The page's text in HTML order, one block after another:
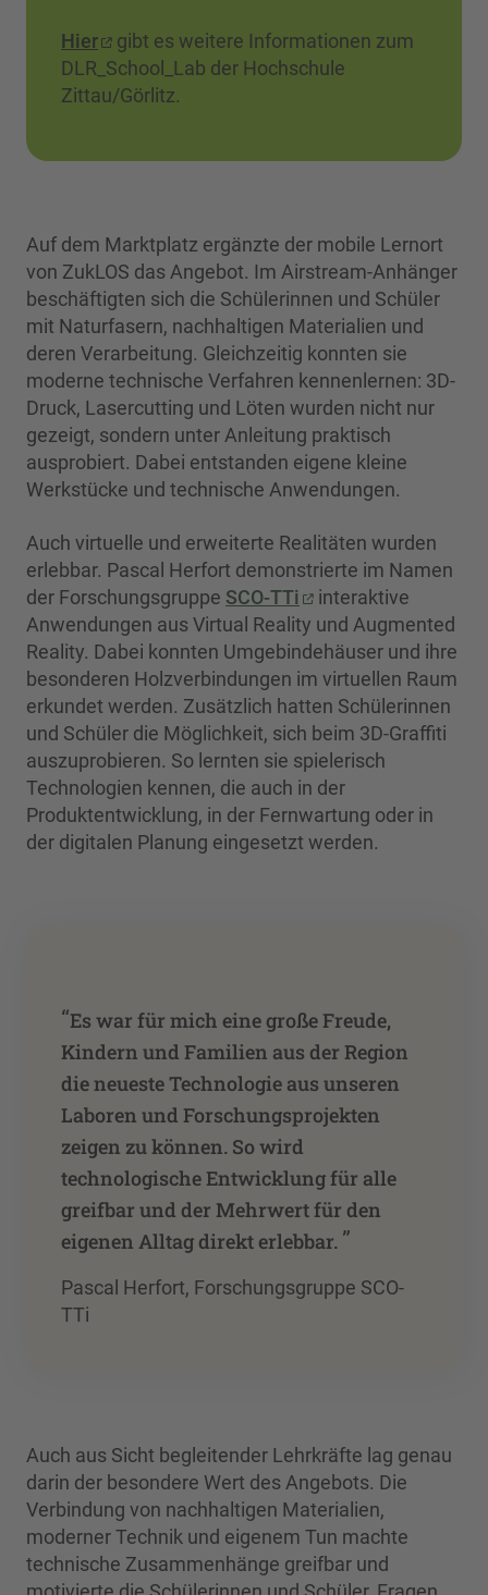
Hier
gibt es weitere Informationen zum
DLR_School_Lab der Hochschule
Zittau/Görlitz.
Auf dem Marktplatz ergänzte der mobile Lernort
von ZukLOS das Angebot. Im Airstream-Anhänger
beschäftigten sich die Schülerinnen und Schüler
mit Naturfasern, nachhaltigen Materialien und
deren Verarbeitung. Gleichzeitig konnten sie
moderne technische Verfahren kennenlernen: 3D-
Druck, Lasercutting und Löten wurden nicht nur
gezeigt, sondern unter Anleitung praktisch
ausprobiert. Dabei entstanden eigene kleine
Werkstücke und technische Anwendungen.
Auch virtuelle und erweiterte Realitäten wurden
erlebbar. Pascal Herfort demonstrierte im Namen
der Forschungsgruppe SCO-TTi
interaktive
Anwendungen aus Virtual Reality und Augmented
Reality. Dabei konnten Umgebindehäuser und ihre
besonderen Holzverbindungen im virtuellen Raum
erkundet werden. Zusätzlich hatten Schülerinnen
und Schüler die Möglichkeit, sich beim 3D-Graffiti
auszuprobieren. So lernten sie spielerisch
Technologien kennen, die auch in der
Produktentwicklung, in der Fernwartung oder in
der digitalen Planung eingesetzt werden.
“Es war für mich eine große Freude,
Kindern und Familien aus der Region
die neueste Technologie aus unseren
Laboren und Forschungsprojekten
zeigen zu können. So wird
technologische Entwicklung für alle
greifbar und der Mehrwert für den
eigenen Alltag direkt erlebbar. ”
Pascal Herfort, Forschungsgruppe SCO-
TTi
Auch aus Sicht begleitender Lehrkräfte lag genau
darin der besondere Wert des Angebots. Die
Verbindung von nachhaltigen Materialien,
moderner Technik und eigenem Tun machte
technische Zusammenhänge greifbar und